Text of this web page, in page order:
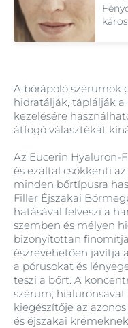
A bőrápoló szérumok
hidratálják, táplálják
kezelésére
átfogó választékát
Az Eucerin Hyaluron-
és ezáltal csökkenti
minden bőrtípusra
Filler Éjszakai
hatásával felveszi a
szemben és mélyen
bizonyítottan
észrevehetően javítja
a pórusokat és
teszi a bőrt. A
szérum;
kiegészítője az
és éjszakai